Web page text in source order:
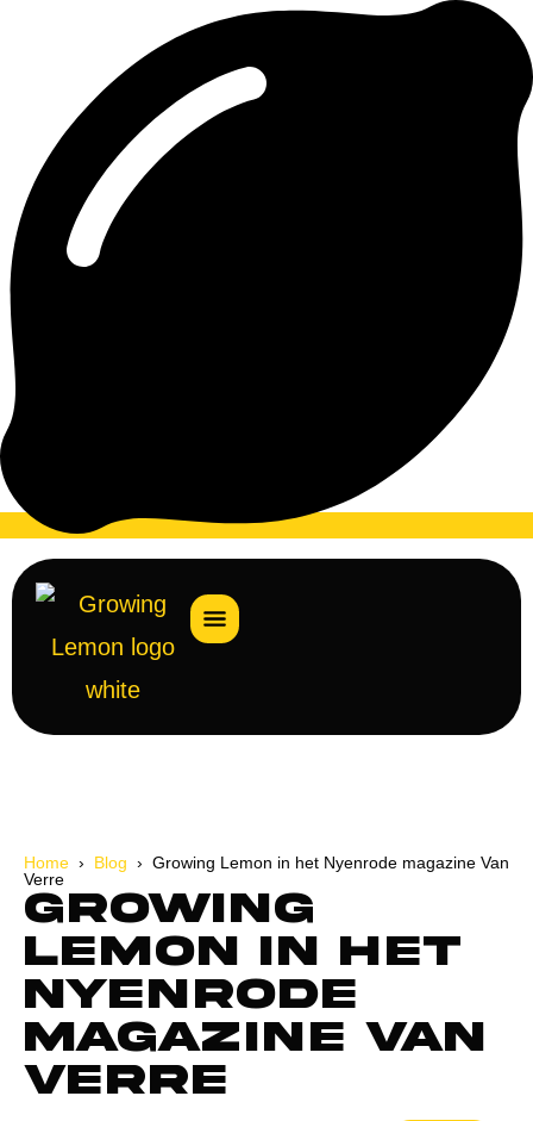
Home › Blog › Growing Lemon in het Nyenrode magazine Van
Verre
Growing
Lemon in het
Nyenrode
magazine Van
Verre